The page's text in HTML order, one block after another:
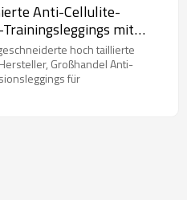
Anti-Cellulite-
mit
Frauen
hoch taillierte
Großhandel Anti-
für